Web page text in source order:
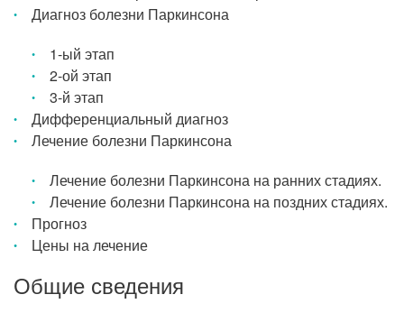
Диагноз болезни Паркинсона
1-ый этап
2-ой этап
3-й этап
Дифференциальный диагноз
Лечение болезни Паркинсона
Лечение болезни Паркинсона на ранних стадиях.
Лечение болезни Паркинсона на поздних стадиях.
Прогноз
Цены на лечение
Общие сведения